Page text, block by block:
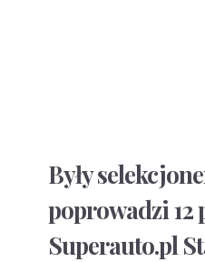
Były
poprowadzi 12
Superauto.pl